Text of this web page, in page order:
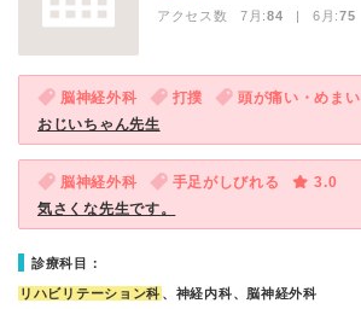
アクセス数 7月:84 | 6月:75
脳神経外科 打撲 頭が痛い・めまい
おじいちゃん先生
脳神経外科 手足がしびれる
3.0
気さくな先生です。
診療科目：
リハビリテーション科 、神経内科、脳神経外科